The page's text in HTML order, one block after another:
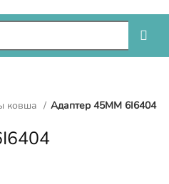
ковша Адаптер 45ММ 6I6404